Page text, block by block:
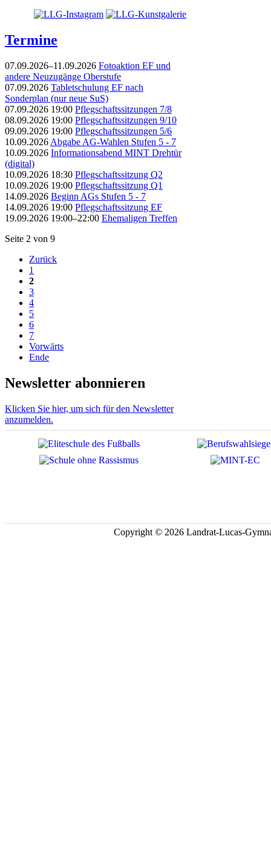
Termine
07.09.2026–11.09.2026 Fotoaktion EF und
andere Neuzugänge Oberstufe
07.09.2026 Tabletschulung EF nach
Sonderplan (nur neue SuS)
07.09.2026 19:00 Pflegschaftssitzungen 7/8
08.09.2026 19:00 Pflegschaftssitzungen 9/10
09.09.2026 19:00 Pflegschaftssitzungen 5/6
10.09.2026 Abgabe AG-Wahlen Stufen 5 - 7
10.09.2026 Informationsabend MINT Drehtür
(digital)
10.09.2026 18:30 Pflegschaftssitzung Q2
10.09.2026 19:00 Pflegschaftssitzung Q1
14.09.2026 Beginn AGs Stufen 5 - 7
14.09.2026 19:00 Pflegschaftssitzung EF
19.09.2026 19:00–22:00 Ehemaligen Treffen
Seite 2 von 9
Zurück
1
2
3
4
5
6
7
Vorwärts
Ende
Newsletter abonnieren
Klicken Sie hier, um sich für den Newsletter
anzumelden.
Copyright © 2026 Landrat-Lucas-